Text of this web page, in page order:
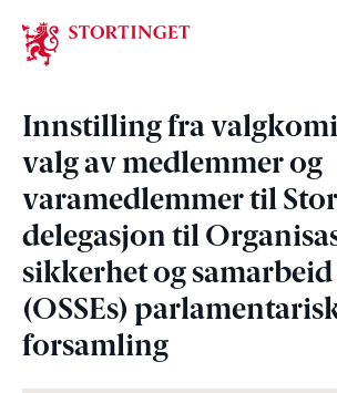
Stortinget.no
Innstilling fra
valg av medlemmer og
varamedlemmer til
delegasjon til
sikkerhet og
(OSSEs)
forsamling